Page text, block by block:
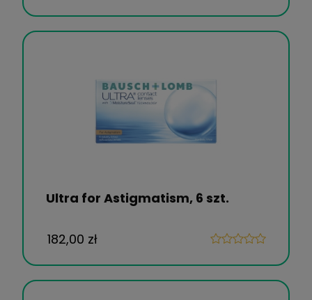
Ultra for Astigmatism, 6 szt.
182,00 zł